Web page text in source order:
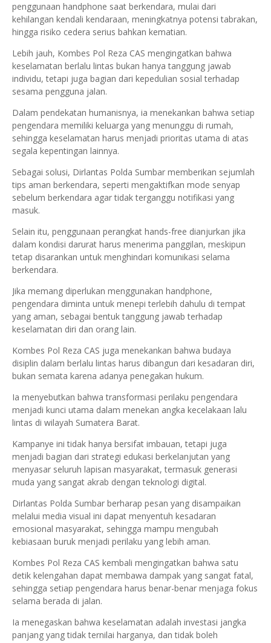
penggunaan handphone saat berkendara, mulai dari
kehilangan kendali kendaraan, meningkatnya potensi tabrakan,
hingga risiko cedera serius bahkan kematian.
Lebih jauh, Kombes Pol Reza CAS mengingatkan bahwa
keselamatan berlalu lintas bukan hanya tanggung jawab
individu, tetapi juga bagian dari kepedulian sosial terhadap
sesama pengguna jalan.
Dalam pendekatan humanisnya, ia menekankan bahwa setiap
pengendara memiliki keluarga yang menunggu di rumah,
sehingga keselamatan harus menjadi prioritas utama di atas
segala kepentingan lainnya.
Sebagai solusi, Dirlantas Polda Sumbar memberikan sejumlah
tips aman berkendara, seperti mengaktifkan mode senyap
sebelum berkendara agar tidak terganggu notifikasi yang
masuk.
Selain itu, penggunaan perangkat hands-free dianjurkan jika
dalam kondisi darurat harus menerima panggilan, meskipun
tetap disarankan untuk menghindari komunikasi selama
berkendara.
Jika memang diperlukan menggunakan handphone,
pengendara diminta untuk menepi terlebih dahulu di tempat
yang aman, sebagai bentuk tanggung jawab terhadap
keselamatan diri dan orang lain.
Kombes Pol Reza CAS juga menekankan bahwa budaya
disiplin dalam berlalu lintas harus dibangun dari kesadaran diri,
bukan semata karena adanya penegakan hukum.
Ia menyebutkan bahwa transformasi perilaku pengendara
menjadi kunci utama dalam menekan angka kecelakaan lalu
lintas di wilayah Sumatera Barat.
Kampanye ini tidak hanya bersifat imbauan, tetapi juga
menjadi bagian dari strategi edukasi berkelanjutan yang
menyasar seluruh lapisan masyarakat, termasuk generasi
muda yang sangat akrab dengan teknologi digital.
Dirlantas Polda Sumbar berharap pesan yang disampaikan
melalui media visual ini dapat menyentuh kesadaran
emosional masyarakat, sehingga mampu mengubah
kebiasaan buruk menjadi perilaku yang lebih aman.
Kombes Pol Reza CAS kembali mengingatkan bahwa satu
detik kelengahan dapat membawa dampak yang sangat fatal,
sehingga setiap pengendara harus benar-benar menjaga fokus
selama berada di jalan.
Ia menegaskan bahwa keselamatan adalah investasi jangka
panjang yang tidak ternilai harganya, dan tidak boleh